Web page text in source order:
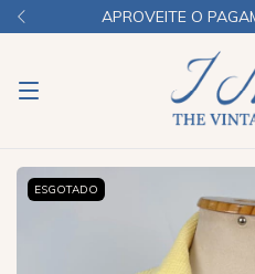
APROVEITE O
ESGOTADO